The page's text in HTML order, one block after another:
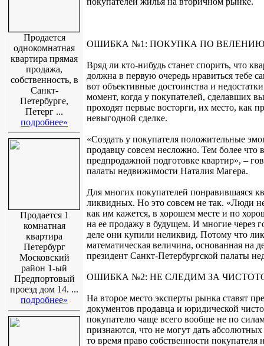
Продается
однокомнатная
квартира прямая
продажа,
собственность, в
Санкт-
Петербурге,
Петерг ...
подробнее»
Продается 1
комнатная
квартира
Петербург
Московский
район 1-ый
Предпортовый
проезд дом 14. ...
подробнее»
ОШИБКА №1: ПОКУПКА ПО
Вряд ли кто-нибудь станет спорить, что
должна в первую очередь нравиться тебе
вот объективные достоинства и
момент, когда у покупателей, сделавших
проходят первые восторги, их место, как
невыгодной сделке.
«Создать у покупателя положительные
продавцу совсем несложно. Тем более
предпродажной подготовке квартир», –
палаты недвижимости Наталия Магера.
Для многих покупателей понравившаяся
ликвидных. Но это совсем не так. «Люди
как им кажется, в хорошем месте и по
на ее продажу в будущем. И многие через
деле они купили неликвид. Потому что
математическая величина, основанная на
президент Санкт-Петербургской палаты
ОШИБКА №2: НЕ СЛЕДИМ ЗА
На второе место эксперты рынка ставят
документов продавца и юридической
покупателю чаще всего вообще не по
признаются, что не могут дать
то время право собственности